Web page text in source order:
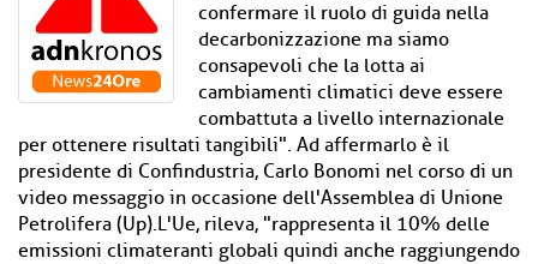
confermare il ruolo di guida nella
decarbonizzazione ma siamo
consapevoli che la lotta ai
cambiamenti climatici deve essere
combattuta a livello internazionale
per ottenere risultati tangibili". Ad affermarlo è il
presidente di Confindustria, Carlo Bonomi nel corso di un
video messaggio in occasione dell'Assemblea di Unione
Petrolifera (Up).L'Ue, rileva, "rappresenta il 10% delle
emissioni climateranti globali quindi anche raggiungendo